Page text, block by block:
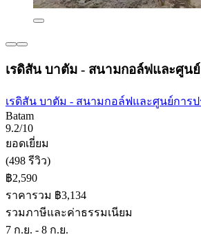
เรดิสัน บาตัม - สนามกอล์ฟและศูน
เรดิสัน บาตัม - สนามกอล์ฟและศูนย์การ
Batam
9.2/10
ยอดเยี่ยม
(498 รีวิว)
฿2,590
ราคารวม ฿3,134
รวมภาษีและค่าธรรมเนียม
7 ก.ย. - 8 ก.ย.